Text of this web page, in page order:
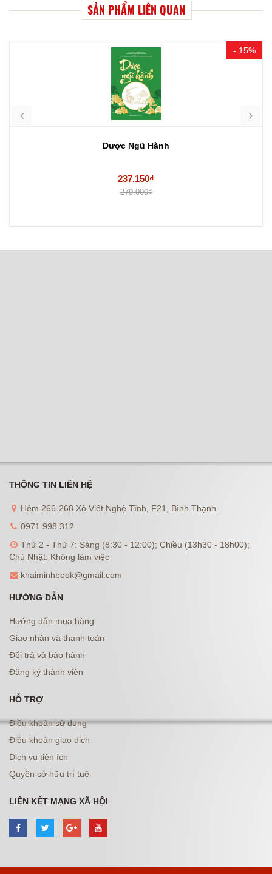
SẢN PHẨM LIÊN QUAN
- 15%
Dược Ngũ Hành
237.150₫
279.000₫
THÔNG TIN LIÊN HỆ
Hẻm 266-268 Xô Viết Nghệ Tĩnh, F21, Bình Thạnh.
0971 998 312
Thứ 2 - Thứ 7: Sáng (8:30 - 12:00); Chiều (13h30 - 18h00);
Chủ Nhật: Không làm việc
khaiminhbook@gmail.com
HƯỚNG DẪN
Hướng dẫn mua hàng
Giao nhận và thanh toán
Đổi trả và bảo hành
Đăng ký thành viên
HỖ TRỢ
Điều khoản sử dụng
Điều khoản giao dịch
Dịch vụ tiện ích
Quyền sở hữu trí tuệ
LIÊN KẾT MẠNG XÃ HỘI